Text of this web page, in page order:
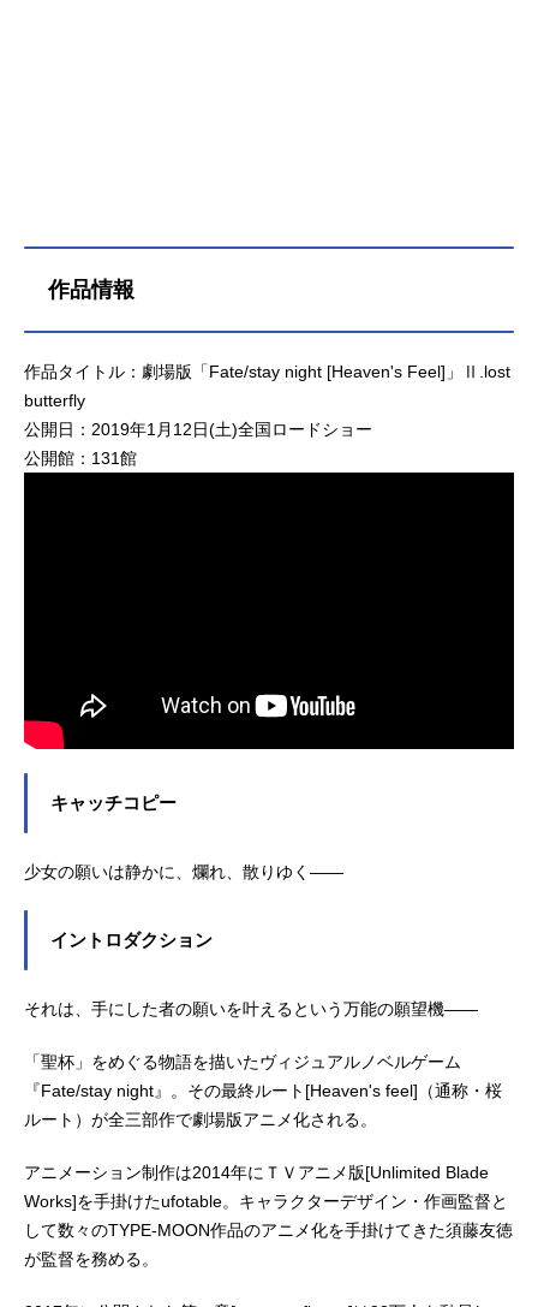
作品情報
作品タイトル：劇場版「Fate/stay night [Heaven's Feel]」Ⅱ.lost
butterfly
公開日：2019年1月12日(土)全国ロードショー
公開館：131館
キャッチコピー
少女の願いは静かに、爛れ、散りゆく――
イントロダクション
それは、手にした者の願いを叶えるという万能の願望機――
「聖杯」をめぐる物語を描いたヴィジュアルノベルゲーム
『Fate/stay night』。その最終ルート[Heaven's feel]（通称・桜
ルート）が全三部作で劇場版アニメ化される。
アニメーション制作は2014年にＴＶアニメ版[Unlimited Blade
Works]を手掛けたufotable。キャラクターデザイン・作画監督と
して数々のTYPE-MOON作品のアニメ化を手掛けてきた須藤友徳
が監督を務める。